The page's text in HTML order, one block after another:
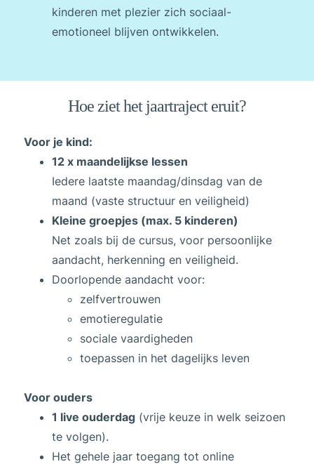
kinderen met plezier zich sociaal-
emotioneel blijven ontwikkelen.
Hoe ziet het jaartraject eruit?
Voor je kind:
12 x maandelijkse lessen
Iedere laatste maandag/dinsdag van de
maand (vaste structuur en veiligheid)
Kleine groepjes (max. 5 kinderen)
Net zoals bij de cursus, voor persoonlijke
aandacht, herkenning en veiligheid.
Doorlopende aandacht voor:
zelfvertrouwen
emotieregulatie
sociale vaardigheden
toepassen in het dagelijks leven
Voor ouders
1 live ouderdag(vrije keuze in welk seizoen
te volgen).
Het gehele jaar toegang tot online